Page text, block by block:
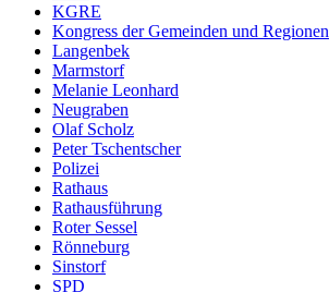
KGRE
Kongress der Gemeinden und Regionen
Langenbek
Marmstorf
Melanie Leonhard
Neugraben
Olaf Scholz
Peter Tschentscher
Polizei
Rathaus
Rathausführung
Roter Sessel
Rönneburg
Sinstorf
SPD